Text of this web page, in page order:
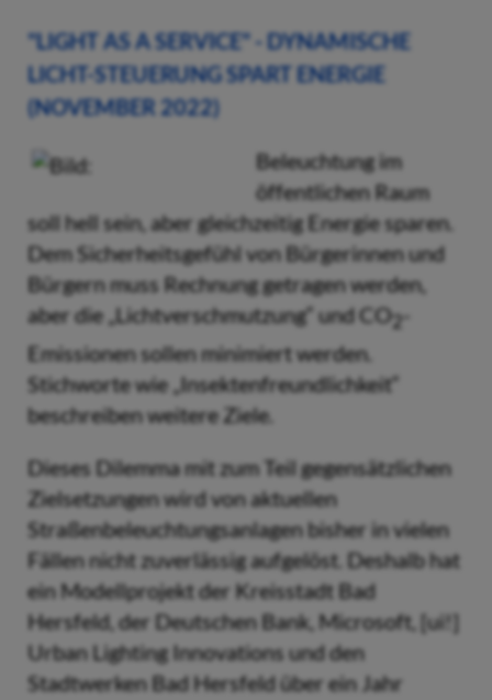
"LIGHT AS A SERVICE" - DYNAMISCHE
LICHT-STEUERUNG SPART ENERGIE
(NOVEMBER 2022)
Beleuchtung im
öffentlichen Raum
soll hell sein, aber gleichzeitig Energie sparen.
Dem Sicherheitsgefühl von Bürgerinnen und
Bürgern muss Rechnung getragen werden,
aber die „Lichtverschmutzung“ und CO2 -
Emissionen sollen minimiert werden.
Stichworte wie „Insektenfreundlichkeit“
beschreiben weitere Ziele.
Dieses Dilemma mit zum Teil gegensätzlichen
Zielsetzungen wird von aktuellen
Straßenbeleuchtungsanlagen bisher in vielen
Fällen nicht zuverlässig aufgelöst. Deshalb hat
ein Modellprojekt der Kreisstadt Bad
Hersfeld, der Deutschen Bank, Microsoft, [ui!]
Urban Lighting Innovations und den
Stadtwerken Bad Hersfeld über ein Jahr